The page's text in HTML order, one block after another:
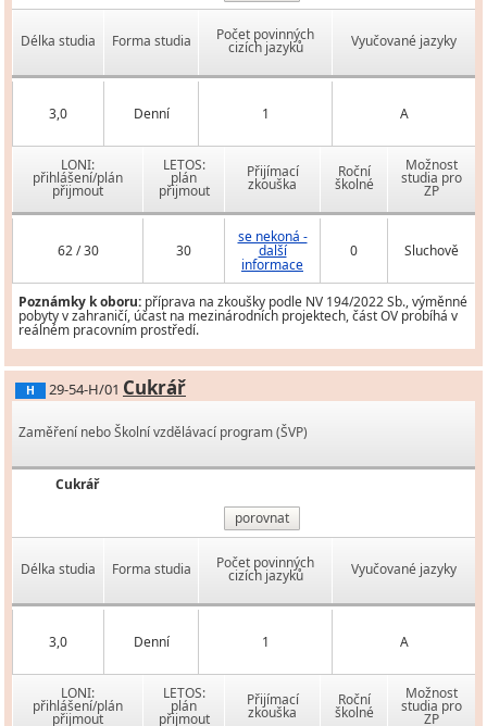
Délka studia Forma studia Počet povinných
cizích jazyků Vyučované jazyky
3,0 Denní 1 A
LONI:
přihlášení/plán
přijmout
LETOS:
plán
přijmout
Přijímací
zkouška
Roční
školné
Možnost
studia pro
ZP
62 / 30 30
se nekoná -
další
informace
0 Sluchově
Poznámky k oboru: příprava na zkoušky podle NV 194/2022 Sb., výměnné
pobyty v zahraničí, účast na mezinárodních projektech, část OV probíhá v
reálném pracovním prostředí.
H 29-54-H/01 Cukrář
Zaměření nebo Školní vzdělávací program (ŠVP)
Cukrář
porovnat
Délka studia Forma studia Počet povinných
cizích jazyků Vyučované jazyky
3,0 Denní 1 A
LONI:
přihlášení/plán
přijmout
LETOS:
plán
přijmout
Přijímací
zkouška
Roční
školné
Možnost
studia pro
ZP